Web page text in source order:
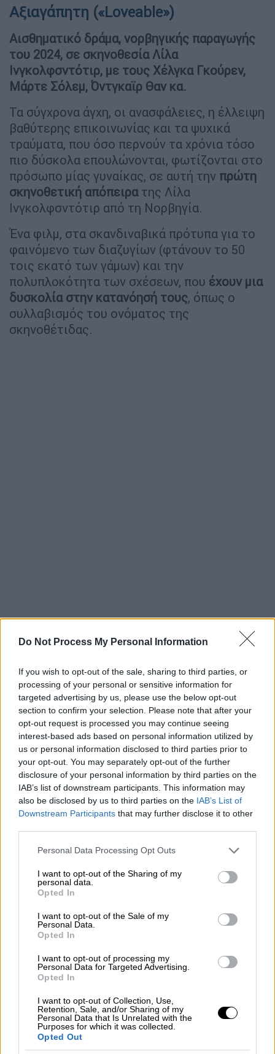
Do Not Process My Personal Information
If you wish to opt-out of the sale, sharing to third parties, or
processing of your personal or sensitive information for
targeted advertising by us, please use the below opt-out
section to confirm your selection. Please note that after your
opt-out request is processed you may continue seeing
interest-based ads based on personal information utilized by
us or personal information disclosed to third parties prior to
your opt-out. You may separately opt-out of the further
disclosure of your personal information by third parties on the
IAB’s list of downstream participants. This information may
also be disclosed by us to third parties on the IAB’s List of
Downstream Participants that may further disclose it to other
Please note that this website/app uses one or more Google
not limited to your visit or usage behaviour. You may click to
grant or deny consent to Google and its third-party tags to
use your data for below specified purposes in below Google
consent section.
Personal Data Processing Opt Outs
I want to opt-out of the Sharing of my
personal data.
Opted In
I want to opt-out of the Sale of my
Personal Data.
Opted In
I want to opt-out of processing my
Personal Data for Targeted Advertising.
Opted In
I want to opt-out of Collection, Use,
Retention, Sale, and/or Sharing of my
Personal Data that Is Unrelated with the
Purposes for which it was collected.
Opted Out
Αξιαγάπητη («Loveable»)
Αισθηματικό δράμα, νορβηγικής παραγωγής
του 2024, σε σκηνοθεσία Λίλα
Ινγκολφσντότιρ, με τους Χέλγκα Γκούρεν,
Μάρτε Σόλεμ, Όντγκαϊρ Θαν κα.
Τα σύγχρονα άγχη, οι ανασφάλειες, η έλλειψη
βαθύτερης επικοινωνίας και τα ψυχικά
τραύματα, που όσο περνούν τα χρόνια τόσο
πιο δύσκολα επουλώνονται, φωτίζονται στο
πρόσωπο μίας γυναίκας, σε αυτή την πρώτη
σκηνοθετική απόπειρατης Λίλα
Ινγκολφσντότιρ από τη Νορβηγία.
Ένα φιλμ, στα σκανδιναβικά πρότυπα για το
φαινόμενο των διαζυγίων (φτάνουν το 50
τοις εκατό των γάμων) και την
πολυπλοκότητα των σχέσεων, που έχουν μια
δυσκολία στην κατανόησή τους, όπως ο
συλλαβισμός του ονόματος της
σκηνοθέτιδας.
Η Μαρία είναι ήδη χωρισμένη με δυο παιδιά
και έτοιμη να προχωρήσει επαγγελματικά,
όταν σε ένα φιλικό πάρτι θα πέσει πάνω
στον γοητευτικό Σίγκμουντ. Εκείνος δεν την
προσέχει καν, εκείνη όμως θα τον κυνηγήσει
μέχρι να τον κατακτήσει. Οι δυο τους θα
προχωρήσουν σε μία παράφορη ερωτική
σχέση πουθα καταλήξει σε γάμο και ακόμη
δυο δικά τους παιδιά. Εφτά χρόνια αργότερα,
όταν η φλόγα έχει σβήσει και το βάρος των
ευθυνών δημιουργεί ανισότητες, το ζευγάρι
θα φτάσει κοντά στον χωρισμό, εξαιτίας των
Ταινίαγια τον χωρισμό, μέσα από το
πορτρέτο μίας γυναίκας , ένα μωσαϊκό από
ανοιχτές πληγές και μηχανισμούς άμυνας,
που οδηγείται μέσα από οδυνηρές εμπειρίες
στην αυτογνωσία και την αυτοεκτίμηση. Η
σκηνοθέτιδα δημιουργεί
νύχια της ανά πάσα στιγμή, να περάσει από
την μόνιμα αμυντική θέση της στην
αγριεμένη επίθεση, μη μπορώντας να
διαχειριστεί τον θυμό της και την αδικία που
υφίσταται ως γυναίκα.